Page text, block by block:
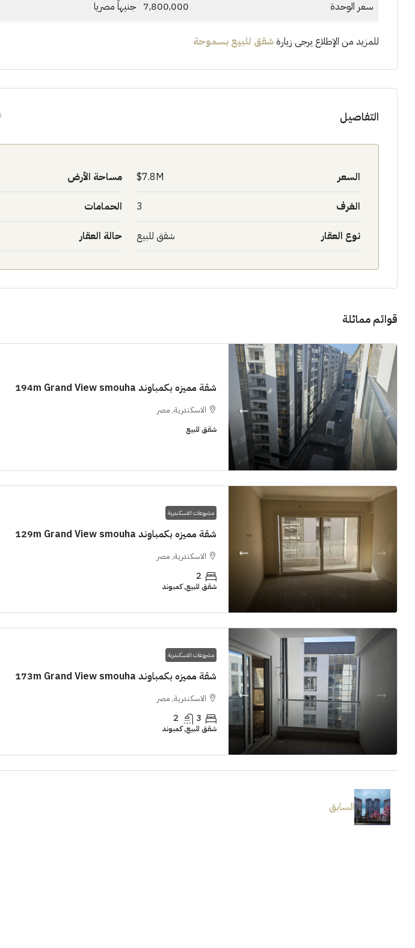
سعر الوحدة 7,800,000 جنيهاً مصريا
للمزيد من الإطلاع يرجى زيارةشقق للبيع بسموحة
التفاصيل
السعر 7.8M$ مساحة الأرض
الغرف 3 الحمامات
نوع العقار شقق للبيع حالة العقار
قوائم مماثلة
شقة مميزه بكمباوند 194m Grand View smouha
الاسكندرية, مصر
شقق للبيع
مشروعات الاسكندرية
شقة مميزه بكمباوند 129m Grand View smouha
الاسكندرية, مصر
2
شقق للبيع, كمبوند
مشروعات الاسكندرية
شقة مميزه بكمباوند 173m Grand View smouha
الاسكندرية, مصر
3
2
شقق للبيع, كمبوند
السابق
شقق للبيع, فلل, كمبوند